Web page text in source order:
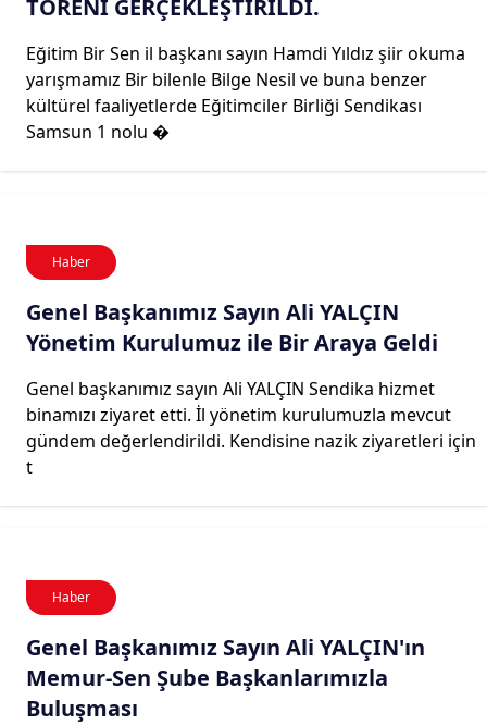
TÖRENİ GERÇEKLEŞTİRİLDİ.
Eğitim Bir Sen il başkanı sayın Hamdi Yıldız şiir okuma
yarışmamız Bir bilenle Bilge Nesil ve buna benzer
kültürel faaliyetlerde Eğitimciler Birliği Sendikası
Samsun 1 nolu �
Haber
Genel Başkanımız Sayın Ali YALÇIN
Yönetim Kurulumuz ile Bir Araya Geldi
Genel başkanımız sayın Ali YALÇIN Sendika hizmet
binamızı ziyaret etti. İl yönetim kurulumuzla mevcut
gündem değerlendirildi. Kendisine nazik ziyaretleri için
t
Haber
Genel Başkanımız Sayın Ali YALÇIN'ın
Memur-Sen Şube Başkanlarımızla
Buluşması